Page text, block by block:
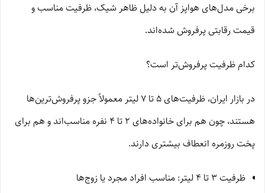
برخی مدل‌های هواپز آن به دلیل ظاهر شیک، ظرفیت مناسب و
قیمت رقابتی پرفروش شده‌اند.
کدام ظرفیت پرفروش‌تر است؟
در بازار ایران، ظرفیت‌های 5 تا 7 لیتر معمولاً جزو پرفروش‌ترین‌ها
هستند، چون هم برای خانواده‌های 2 تا 4 نفره مناسب‌اند و هم برای
پخت روزمره انعطاف بیشتری دارند.
ظرفیت 3 تا 4 لیتر: مناسب افراد مجرد یا زوج‌ها